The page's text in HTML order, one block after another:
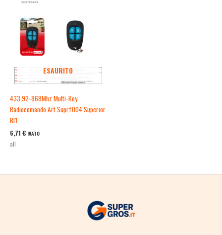
ESAURITO
433,92-868Mhz Multi-Key
Radiocomando Art.Suprf004 Superior
Bl1
6,71 € IVATO
all